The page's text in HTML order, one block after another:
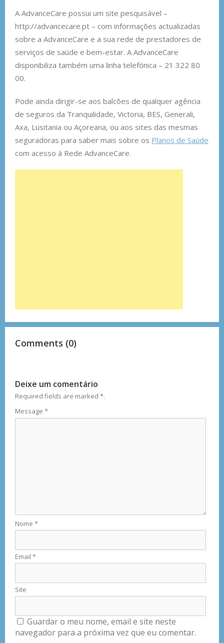
A AdvanceCare possui um site pesquisável –
http://advancecare.pt – com informações actualizadas
sobre a AdvanceCare e a sua rede de prestadores de
serviços de saúde e bem-estar. A AdvanceCare
disponibiliza também uma linha telefónica – 21 322 80
00.
Pode ainda dirigir-se aos balcões de qualquer agência
de seguros da Tranquilidade, Victoria, BES, Generali,
Axa, Lusitania ou Açoreana, ou aos sites das mesmas
seguradoras para saber mais sobre os Planos de Saúde
com acesso à Rede AdvanceCare.
Comments (0)
Deixe um comentário
Required fields are marked *.
Message *
Nome *
Email *
Site
Guardar o meu nome, email e site neste
navegador para a próxima vez que eu comentar.